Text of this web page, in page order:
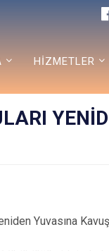
HİZMETLER
Yuvasına